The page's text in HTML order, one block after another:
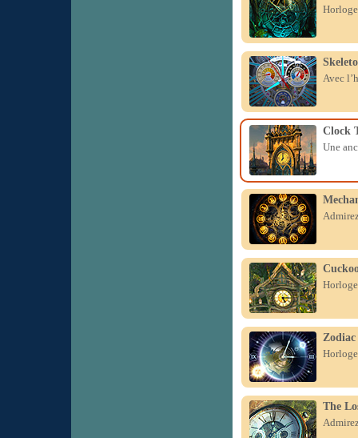
Avec
Clock
Une
The